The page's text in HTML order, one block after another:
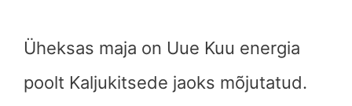
Üheksas maja on Uue Kuu energia
poolt Kaljukitsede jaoks mõjutatud.